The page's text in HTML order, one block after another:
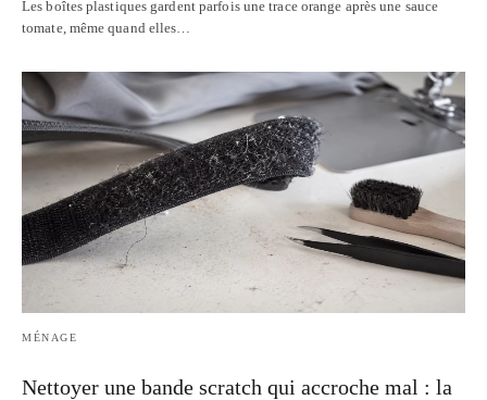
Les boîtes plastiques gardent parfois une trace orange après une sauce
tomate, même quand elles…
MÉNAGE
Nettoyer une bande scratch qui accroche mal : la